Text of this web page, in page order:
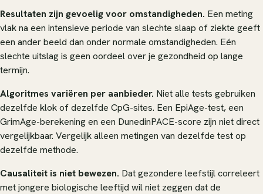
Resultaten zijn gevoelig voor omstandigheden. Een meting
vlak na een intensieve periode van slechte slaap of ziekte geeft
een ander beeld dan onder normale omstandigheden. Eén
slechte uitslag is geen oordeel over je gezondheid op lange
termijn.
Algoritmes variëren per aanbieder. Niet alle tests gebruiken
dezelfde klok of dezelfde CpG-sites. Een EpiAge-test, een
GrimAge-berekening en een DunedinPACE-score zijn niet direct
vergelijkbaar. Vergelijk alleen metingen van dezelfde test op
dezelfde methode.
Causaliteit is niet bewezen. Dat gezondere leefstijl correleert
met jongere biologische leeftijd wil niet zeggen dat de